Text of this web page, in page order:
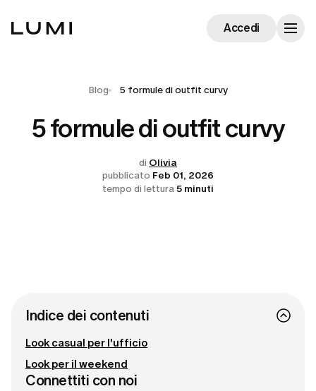
Accedi
Blog 5 formule di outfit curvy
5 formule di outfit curvy
di Olivia
pubblicato Feb 01, 2026
tempo di lettura5 minuti
Indice dei contenuti
Look casual per l'ufficio
Look per il weekend
Connettiti con noi